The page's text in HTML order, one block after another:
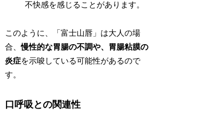
不快感を感じることがあります。
このように、「富士山唇」は大人の場
合、慢性的な胃腸の不調や、胃腸粘膜の
炎症を示唆している可能性があるので
す。
口呼吸との関連性